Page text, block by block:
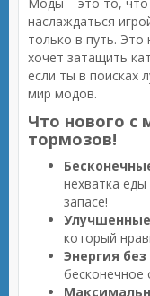
наслаждаться
только в путь. Это
хочет затащить
если ты в поисках
мир модов.
Что нового с
тормозов!
нехватка
запасе!
который
Энергия
бесконечное